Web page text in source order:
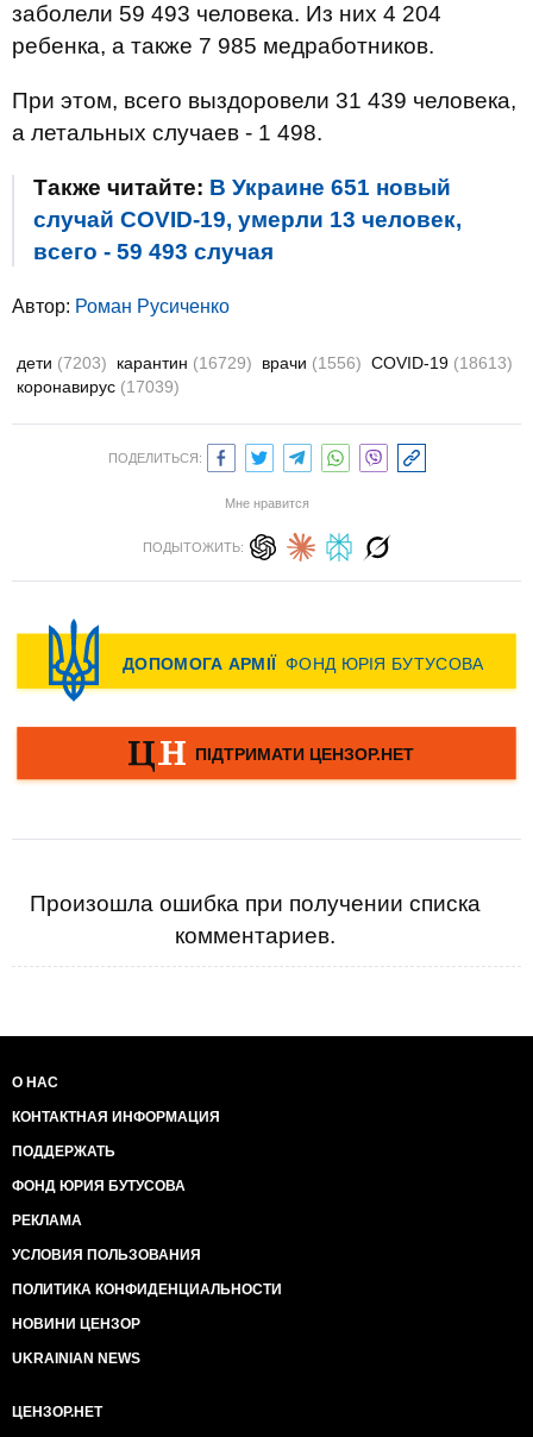
заболели 59 493 человека. Из них 4 204
ребенка, а также 7 985 медработников.
При этом, всего выздоровели 31 439 человека,
а летальных случаев - 1 498.
Также читайте: В Украине 651 новый
случай COVID-19, умерли 13 человек,
всего - 59 493 случая
Автор: Роман Русиченко
дети (7203) карантин (16729) врачи (1556) COVID-19 (18613)
коронавирус (17039)
ПОДЕЛИТЬСЯ:
Мне нравится
ПОДЫТОЖИТЬ:
Произошла ошибка при получении списка
комментариев.
О НАС
КОНТАКТНАЯ ИНФОРМАЦИЯ
ПОДДЕРЖАТЬ
ФОНД ЮРИЯ БУТУСОВА
РЕКЛАМА
УСЛОВИЯ ПОЛЬЗОВАНИЯ
ПОЛИТИКА КОНФИДЕНЦИАЛЬНОСТИ
НОВИНИ ЦЕНЗОР
UKRAINIAN NEWS
ЦЕНЗОР.НЕТ